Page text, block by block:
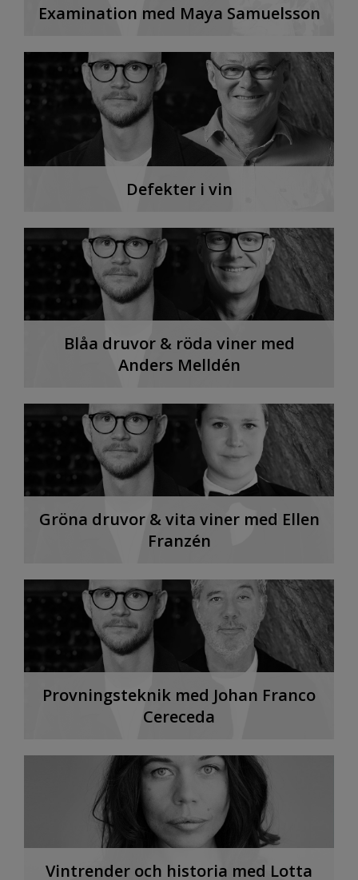
Examination med Maya Samuelsson
Defekter i vin
Blåa druvor & röda viner med
Anders Melldén
Gröna druvor & vita viner med Ellen
Franzén
Provningsteknik med Johan Franco
Cereceda
Vintrender och historia med Lotta